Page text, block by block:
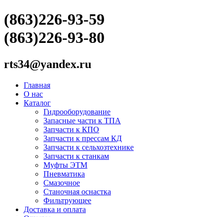
(863)226-93-59
(863)226-93-80
rts34@yandex.ru
Главная
О нас
Каталог
Гидрооборудование
Запасные части к ТПА
Запчасти к КПО
Запчасти к прессам КД
Запчасти к сельхозтехнике
Запчасти к станкам
Муфты ЭТМ
Пневматика
Смазочное
Станочная оснастка
Фильтрующее
Доставка и оплата